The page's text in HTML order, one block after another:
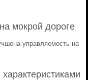
мокрой дороге
управляемость на